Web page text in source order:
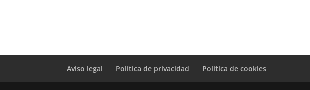
Aviso legal Política de privacidad Política de cookies